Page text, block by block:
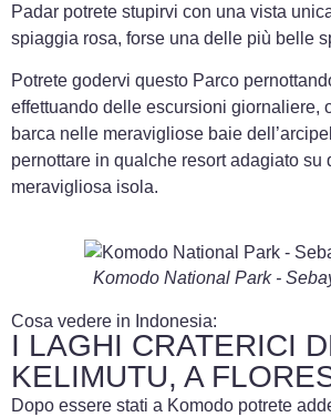
Padar potrete stupirvi con una vista
spiaggia rosa, forse una delle più belle
Potrete godervi questo Parco
effettuando delle escursioni giornaliere,
barca nelle meravigliose baie
pernottare in qualche resort adagiato su
meravigliosa isola.
Komodo National Park -
Cosa vedere in Indonesia:
I LAGHI CRATERICI
KELIMUTU, A
Dopo essere stati a Komodo potrete